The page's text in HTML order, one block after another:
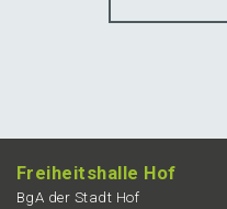
Freiheits­hal­le Hof
BgA der Stadt Hof